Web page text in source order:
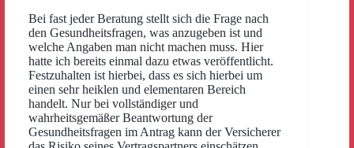
Bei fast jeder Beratung stellt sich die Frage nach
den Gesundheitsfragen, was anzugeben ist und
welche Angaben man nicht machen muss. Hier
hatte ich bereits einmal dazu etwas veröffentlicht.
Festzuhalten ist hierbei, dass es sich hierbei um
einen sehr heiklen und elementaren Bereich
handelt. Nur bei vollständiger und
wahrheitsgemäßer Beantwortung der
Gesundheitsfragen im Antrag kann der Versicherer